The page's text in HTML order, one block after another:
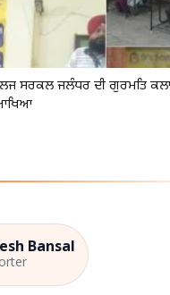
ਸਰਕਲ ਜਲੰਧਰ ਦੀ ਗੁਰਮਤਿ
Bansal